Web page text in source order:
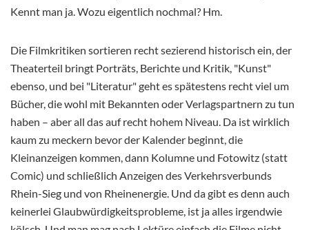
Kennt man ja. Wozu eigentlich nochmal? Hm.
Die Filmkritiken sortieren recht sezierend historisch ein, der
Theaterteil bringt Porträts, Berichte und Kritik, "Kunst"
ebenso, und bei "Literatur" geht es spätestens recht viel um
Bücher, die wohl mit Bekannten oder Verlagspartnern zu tun
haben – aber all das auf recht hohem Niveau. Da ist wirklich
kaum zu meckern bevor der Kalender beginnt, die
Kleinanzeigen kommen, dann Kolumne und Fotowitz (statt
Comic) und schließlich Anzeigen des Verkehrsverbunds
Rhein-Sieg und von Rheinenergie. Und da gibt es denn auch
keinerlei Glaubwürdigkeitsprobleme, ist ja alles irgendwie